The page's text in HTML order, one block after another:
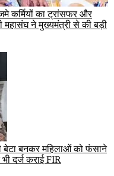
कर्मियों का ट्रांसफर और
महासंघ ने मुख्यमंत्री से की बड़ी
बेटा बनकर महिलाओं को फंसाने
दर्ज कराई FIR